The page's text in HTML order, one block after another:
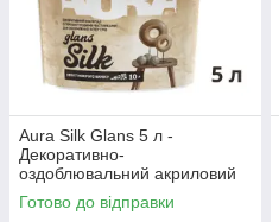
Aura Silk Glans 5 л -
Декоративно-
оздоблювальний акриловий
лакофарбовий матеріал,
Ефект мокрого шовку
Готово до відправки